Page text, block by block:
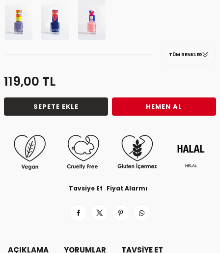
TÜM RENKLER
119,00 TL
SEPETE EKLE HEMEN AL
Tavsiye Et Fiyat Alarmı
AÇIKLAMA YORUMLAR TAVSIYE ET